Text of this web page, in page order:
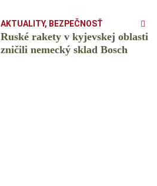
AKTUALITY, BEZPEČNOSŤ
Ruské rakety v kyjevskej oblasti
zničili nemecký sklad Bosch